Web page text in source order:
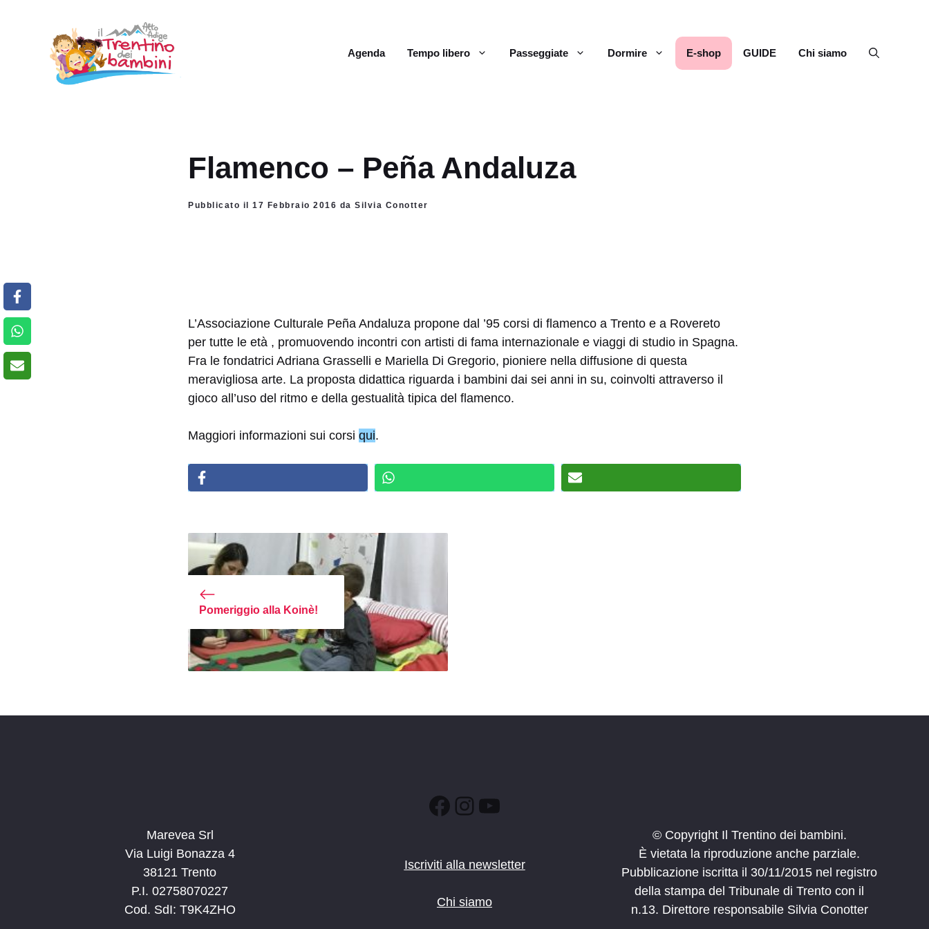
contenuto
Agenda Tempo libero Passeggiate Dormire E-shop GUIDE Chi siamo
Flamenco – Peña Andaluza
Pubblicato il 17 Febbraio 2016 da Silvia Conotter
L’Associazione Culturale Peña Andaluza propone dal ’95 corsi di flamenco a Trento e a Rovereto
per tutte le età , promuovendo incontri con artisti di fama internazionale e viaggi di studio in Spagna.
Fra le fondatrici Adriana Grasselli e Mariella Di Gregorio, pioniere nella diffusione di questa
meravigliosa arte. La proposta didattica riguarda i bambini dai sei anni in su, coinvolti attraverso il
gioco all’uso del ritmo e della gestualità tipica del flamenco.
Maggiori informazioni sui corsi qui.
Pomeriggio alla Koinè!
Marevea Srl
Via Luigi Bonazza 4
38121 Trento
P.I. 02758070227
Cod. SdI: T9K4ZHO
Facebook
Instagram
YouTube
Iscriviti alla newsletter
Chi siamo
© Copyright Il Trentino dei bambini.
È vietata la riproduzione anche parziale.
Pubblicazione iscritta il 30/11/2015 nel registro
della stampa del Tribunale di Trento con il
n.13. Direttore responsabile Silvia Conotter